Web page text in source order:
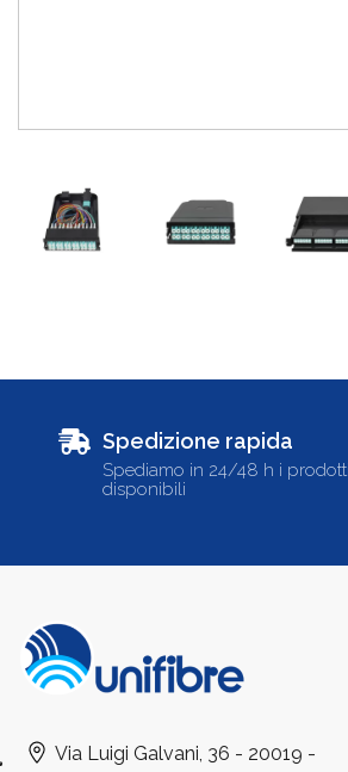
Spedizione rapida
Spediamo in 24/48 h i prodotti
disponibili
Via Luigi Galvani, 36 - 20019 -